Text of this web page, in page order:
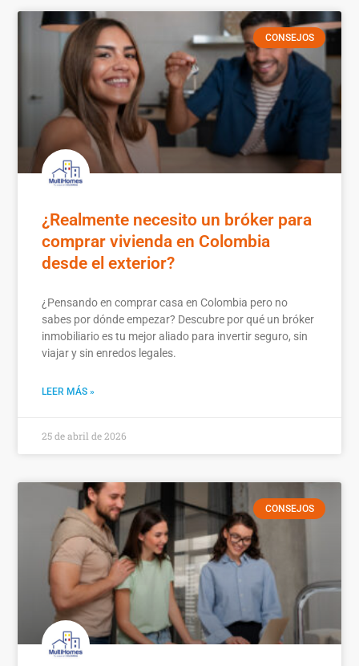
CONSEJOS
¿Realmente necesito un bróker para
comprar vivienda en Colombia
desde el exterior?
¿Pensando en comprar casa en Colombia pero no
sabes por dónde empezar? Descubre por qué un bróker
inmobiliario es tu mejor aliado para invertir seguro, sin
viajar y sin enredos legales.
LEER MÁS »
25 de abril de 2026
CONSEJOS